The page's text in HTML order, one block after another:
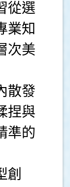
從選
業知
次美
散發
捏與
準的
創